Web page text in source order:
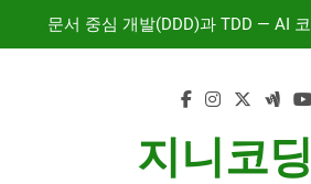
문서 중심 개발(DDD)과 TDD — AI
혼자서도 10명 팀처럼 개발하기:
지니코